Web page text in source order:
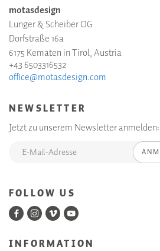
motasdesign
Lunger & Scheiber OG
Dorfstraße 16a
6175 Kematen in Tirol, Austria
+43 6503316532
office@motasdesign.com
NEWSLETTER
Jetzt zu unserem Newsletter anmelden:
FOLLOW US
INFORMATION